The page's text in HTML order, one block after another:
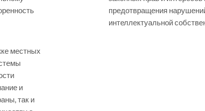
предотвращения
интеллектуальной
местных
и
так и